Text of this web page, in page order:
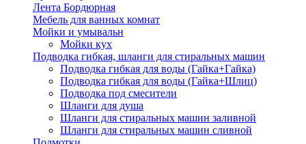
Лента Бордюрная
Мебель для ванных комнат
Мойки и умывальн
Мойки кух
Подводка гибкая, шланги для стиральных машин
Подводка гибкая для воды (Гайка+Гайка)
Подводка гибкая для воды (Гайка+Шлиц)
Подводка под смесители
Шланги для душа
Шланги для стиральных машин заливной
Шланги для стиральных машин сливной